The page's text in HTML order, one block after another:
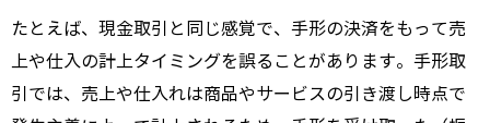
たとえば、現金取引と同じ感覚で、手形の決済をもって売
上や仕入の計上タイミングを誤ることがあります。手形取
引では、売上や仕入れは商品やサービスの引き渡し時点で